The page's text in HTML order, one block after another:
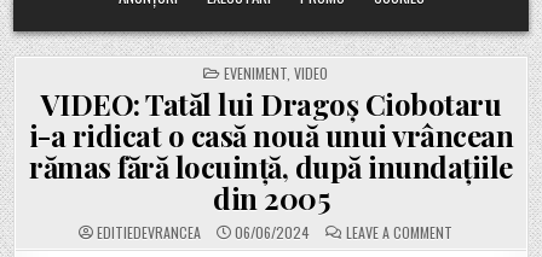
POSTED
IN
EVENIMENT, VIDEO
VIDEO: Tatăl lui Dragoș Ciobotaru
i-a ridicat o casă nouă unui vrâncean
rămas fără locuință, după inundațiile
din 2005
EDITIEDEVRANCEA 06/06/2024 LEAVE A COMMENTON
VIDEO: